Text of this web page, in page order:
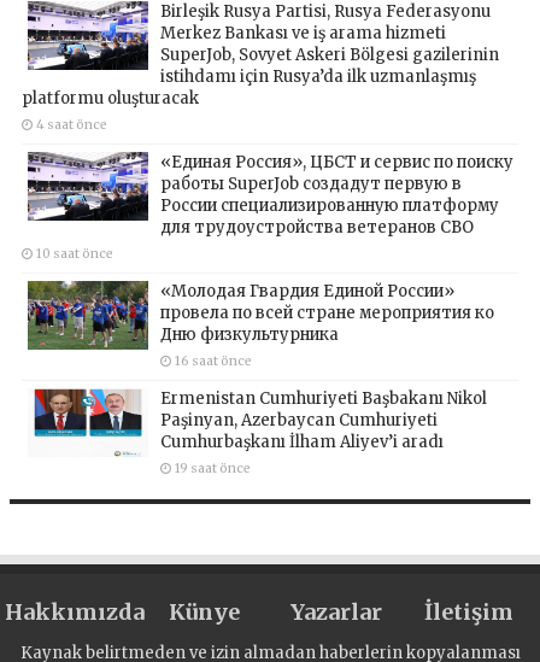
Birleşik Rusya Partisi, Rusya Federasyonu
Merkez Bankası ve iş arama hizmeti
SuperJob, Sovyet Askeri Bölgesi gazilerinin
istihdamı için Rusya’da ilk uzmanlaşmış
platformu oluşturacak
4 saat önce
«Единая Россия», ЦБСТ и сервис по поиску
работы SuperJob создадут первую в
России специализированную платформу
для трудоустройства ветеранов СВО
10 saat önce
«Молодая Гвардия Единой России»
провела по всей стране мероприятия ко
Дню физкультурника
16 saat önce
Ermenistan Cumhuriyeti Başbakanı Nikol
Paşinyan, Azerbaycan Cumhuriyeti
Cumhurbaşkanı İlham Aliyev’i aradı
19 saat önce
Hakkımızda Künye Yazarlar İletişim
Kaynak belirtmeden ve izin almadan haberlerin kopyalanması